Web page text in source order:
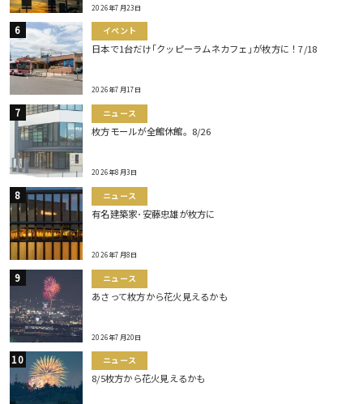
2026年7月23日
イベント
日本で1台だけ｢クッピーラムネカフェ｣が枚方に！7/18
2026年7月17日
ニュース
枚方モールが全館休館。8/26
2026年8月3日
ニュース
有名建築家･安藤忠雄が枚方に
2026年7月8日
ニュース
あさって枚方から花火見えるかも
2026年7月20日
ニュース
8/5枚方から花火見えるかも